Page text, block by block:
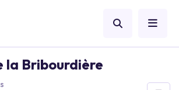
la Bribourdière